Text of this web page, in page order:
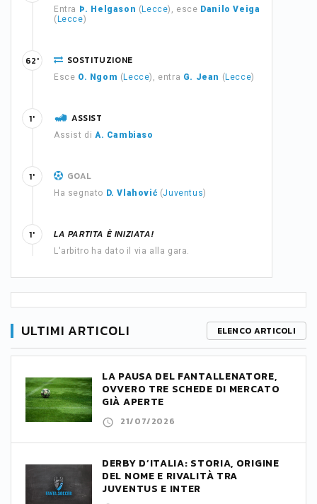
Entra Þ. Helgason ( Lecce), esce Danilo Veiga
( Lecce)
SOSTITUZIONE
Esce O. Ngom ( Lecce), entra G. Jean ( Lecce)
62'
ASSIST
Assist di A. Cambiaso
1'
GOAL
Ha segnato D. Vlahović (Juventus)
1'
LA PARTITA È INIZIATA!
L'arbitro ha dato il via alla gara.
1'
ULTIMI ARTICOLI ELENCO ARTICOLI
LA PAUSA DEL FANTALLENATORE,
OVVERO TRE SCHEDE DI MERCATO
GIÀ APERTE
21/07/2026
DERBY D’ITALIA: STORIA, ORIGINE
DEL NOME E RIVALITÀ TRA
JUVENTUS E INTER